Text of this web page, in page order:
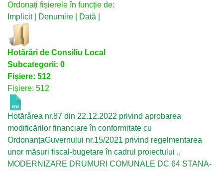
Ordonați fișierele în funcție de:
Implicit| Denumire Dată
Hotărâri de Consiliu Local
Subcategorii: 0
Fișiere: 512
Fișiere: 512
Hotărârea nr.87 din 22.12.2022 privind aprobarea
modificărilor financiare în conformitate cu
OrdonanțaGuvernului nr.15/2021 privind regelmentarea
unor măsuri fiscal-bugetare în cadrul proiectului ,,
MODERNIZARE DRUMURI COMUNALE DC 64 STANA-